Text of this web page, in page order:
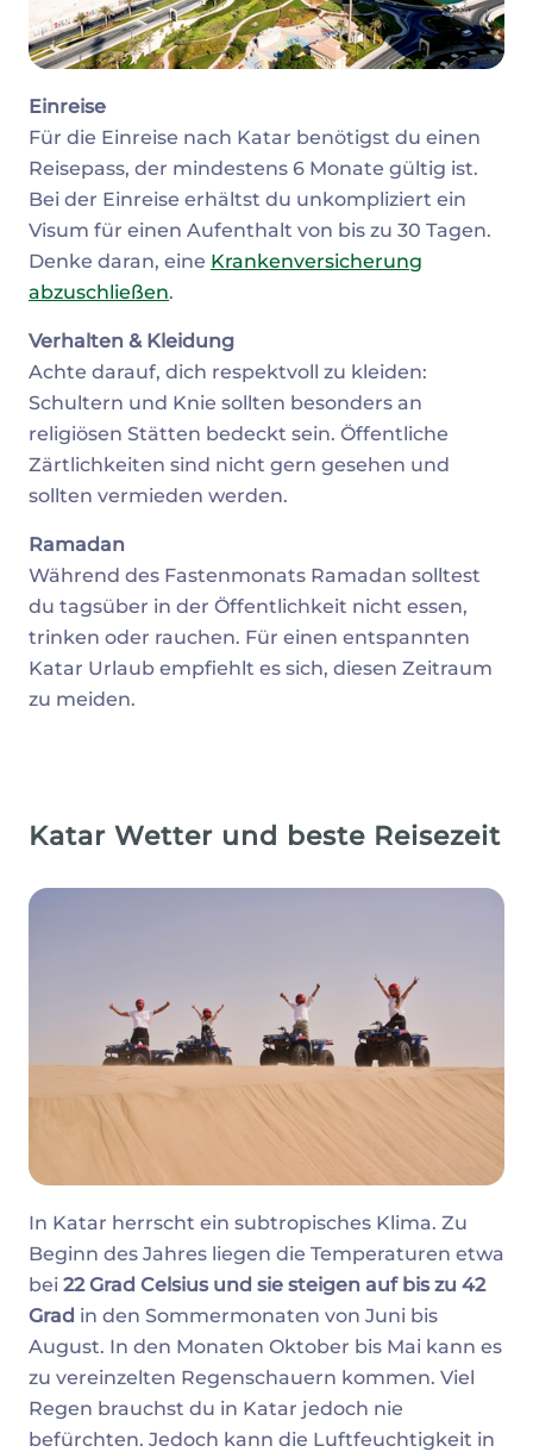
Einreise
Für die Einreise nach Katar benötigst du einen
Reisepass, der mindestens 6 Monate gültig ist.
Bei der Einreise erhältst du unkompliziert ein
Visum für einen Aufenthalt von bis zu 30 Tagen.
Denke daran, eine Krankenversicherung
abzuschließen.
Verhalten & Kleidung
Achte darauf, dich respektvoll zu kleiden:
Schultern und Knie sollten besonders an
religiösen Stätten bedeckt sein. Öffentliche
Zärtlichkeiten sind nicht gern gesehen und
sollten vermieden werden.
Ramadan
Während des Fastenmonats Ramadan solltest
du tagsüber in der Öffentlichkeit nicht essen,
trinken oder rauchen. Für einen entspannten
Katar Urlaub empfiehlt es sich, diesen Zeitraum
zu meiden.
Katar Wetter und beste Reisezeit
In Katar herrscht ein subtropisches Klima. Zu
Beginn des Jahres liegen die Temperaturen etwa
bei 22 Grad Celsius und sie steigen auf bis zu 42
Grad in den Sommermonaten von Juni bis
August. In den Monaten Oktober bis Mai kann es
zu vereinzelten Regenschauern kommen. Viel
Regen brauchst du in Katar jedoch nie
befürchten. Jedoch kann die Luftfeuchtigkeit in